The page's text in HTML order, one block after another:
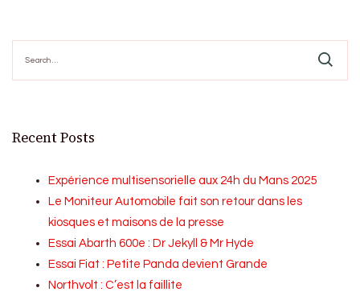
for:
Recent Posts
Expérience multisensorielle aux 24h du Mans 2025
Le Moniteur Automobile fait son retour dans les
kiosques et maisons de la presse
Essai Abarth 600e : Dr Jekyll & Mr Hyde
Essai Fiat : Petite Panda devient Grande
Northvolt : C’est la faillite